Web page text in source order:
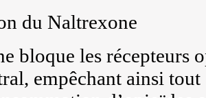
du Naltrexone
bloque les récepteurs
empêchant ainsi